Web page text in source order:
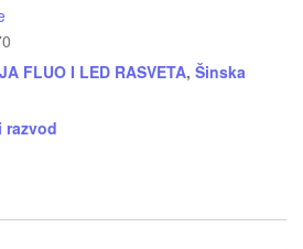
FLUO I LED RASVETA, Šinska
razvod